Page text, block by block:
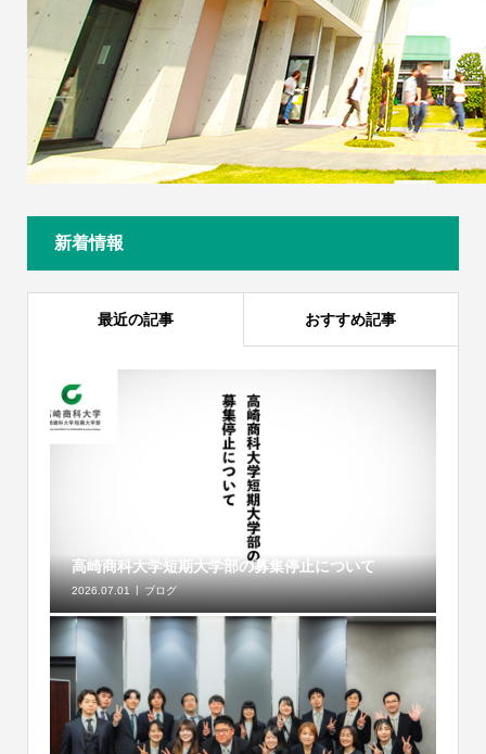
新着情報
最近の記事 おすすめ記事
高崎商科大学短期大学部の募集停止について
2026.07.01 ブログ